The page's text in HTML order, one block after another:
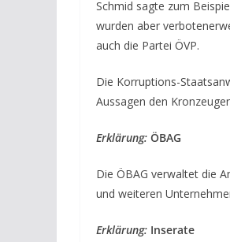
Schmid sagte zum
wurden aber
auch die Partei ÖVP.
Die Korruptions-
Aussagen den
Erklärung: ÖBAG
Die ÖBAG verwaltet die
und weiteren
Erklärung: Inserate